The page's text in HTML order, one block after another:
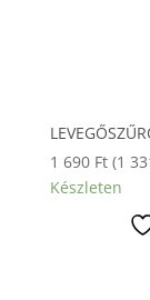
1 690 Ft (1
Készleten